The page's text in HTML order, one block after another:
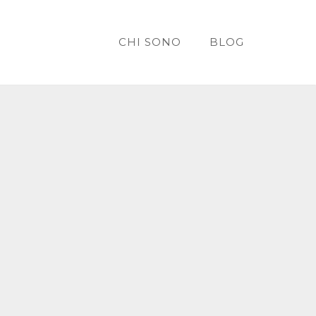
CHI SONO BLOG